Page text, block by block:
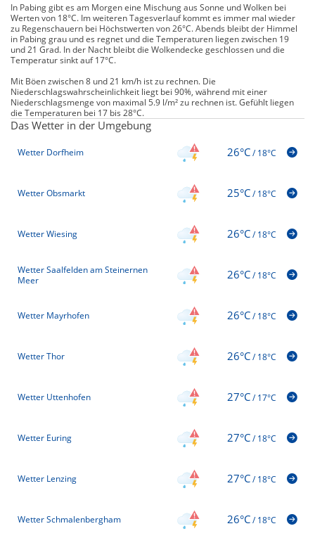
In Pabing gibt es am Morgen eine Mischung aus Sonne und Wolken bei
Werten von 18°C. Im weiteren Tagesverlauf kommt es immer mal wieder
zu Regenschauern bei Höchstwerten von 26°C. Abends bleibt der Himmel
in Pabing grau und es regnet und die Temperaturen liegen zwischen 19
und 21 Grad. In der Nacht bleibt die Wolkendecke geschlossen und die
Temperatur sinkt auf 17°C.
Mit Böen zwischen 8 und 21 km/h ist zu rechnen. Die
Niederschlagswahrscheinlichkeit liegt bei 90%, während mit einer
Niederschlagsmenge von maximal 5.9 l/m² zu rechnen ist. Gefühlt liegen
die Temperaturen bei 17 bis 28°C.
Das Wetter in der Umgebung
Wetter Dorfheim 26°C/18°C
Wetter Obsmarkt 25°C/18°C
Wetter Wiesing 26°C/18°C
Wetter Saalfelden am Steinernen
Meer
26°C/18°C
Wetter Mayrhofen 26°C/18°C
Wetter Thor 26°C/18°C
Wetter Uttenhofen 27°C/17°C
Wetter Euring 27°C/18°C
Wetter Lenzing 27°C/18°C
Wetter Schmalenbergham 26°C/18°C